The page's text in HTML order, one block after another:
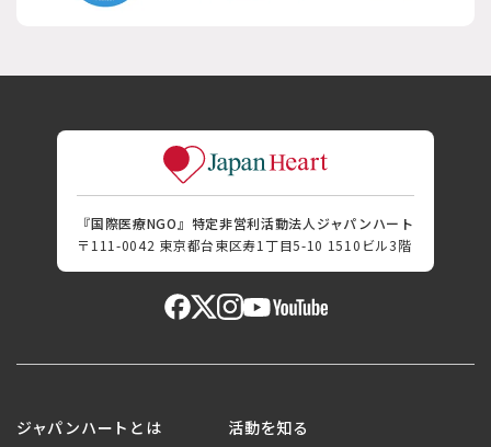
『国際医療NGO』特定非営利活動法人ジャパンハート
〒111-0042 東京都台東区寿1丁目5-10 1510ビル3階
ジャパンハートとは 活動を知る